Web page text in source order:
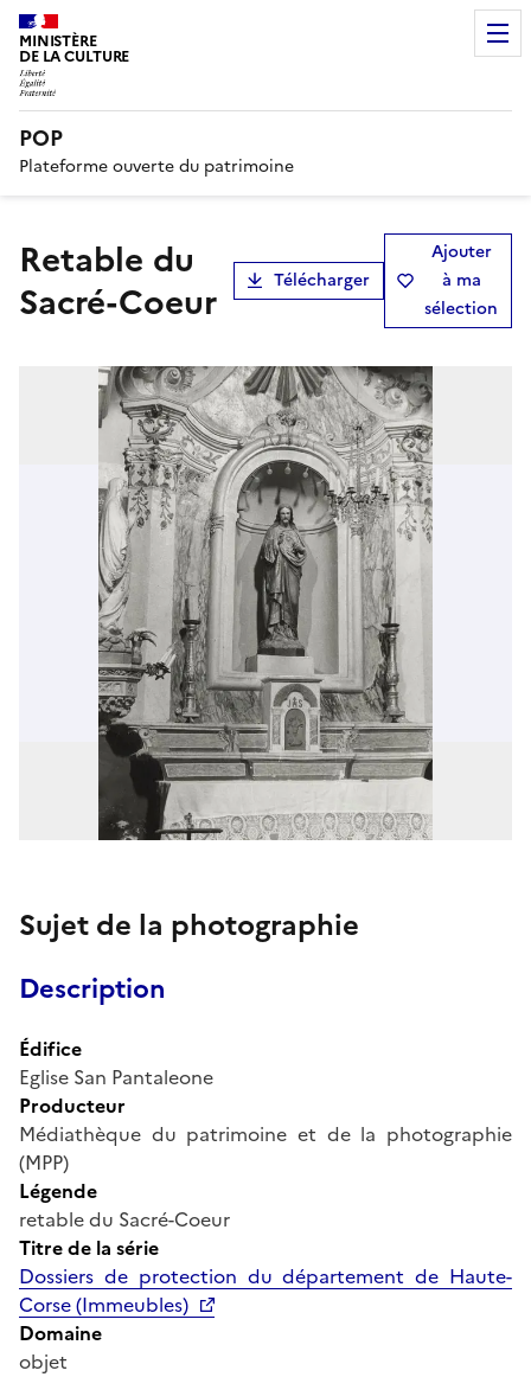
MINISTÈRE
DE LA CULTURE
POP
Plateforme ouverte du patrimoine
retable du
Sacré-Coeur
Télécharger
Ajouter
à ma
sélection
Sujet de la photographie
Description
Édifice
Eglise San Pantaleone
Producteur
Médiathèque du patrimoine et de la photographie
(MPP)
Légende
retable du Sacré-Coeur
Titre de la série
Dossiers de protection du département de Haute-
Corse (Immeubles)
Domaine
objet